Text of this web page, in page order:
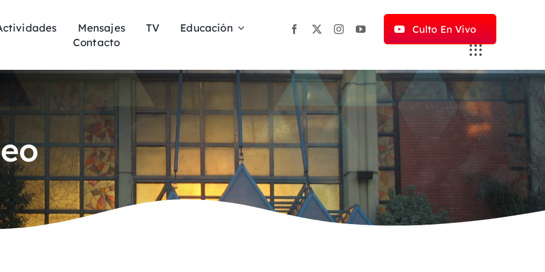
Mensajes TV
Educación
Contacto
Culto En Vivo